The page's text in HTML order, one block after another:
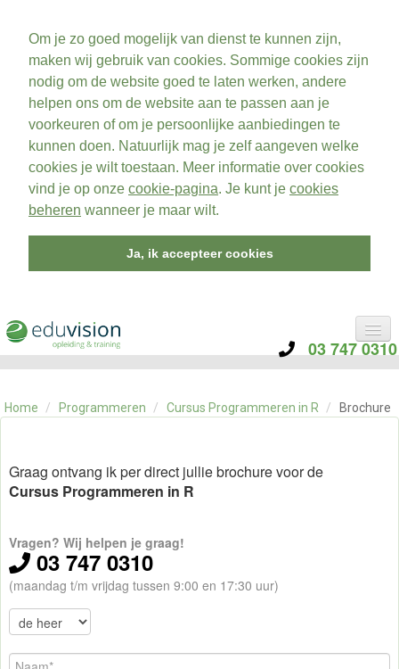
Om je zo goed mogelijk van dienst te kunnen zijn,
maken wij gebruik van cookies. Sommige cookies zijn
nodig om de website goed te laten werken, andere
helpen ons om de website aan te passen aan je
voorkeuren of om je persoonlijke aanbiedingen te
kunnen doen. Natuurlijk mag je zelf aangeven welke
cookies je wilt toestaan. Meer informatie over cookies
vind je op onze cookie-pagina. Je kunt je cookies
beheren wanneer je maar wilt.
Ja, ik accepteer cookies
03 747 0310
CATEGORIE
OVER ONS
Home / Programmeren / Cursus Programmeren in R / Brochure
Graag ontvang ik per direct jullie brochure voor de
Cursus Programmeren in R
Vragen? Wij helpen je graag!
03 747 0310
(maandag t/m vrijdag tussen 9:00 en 17:30 uur)